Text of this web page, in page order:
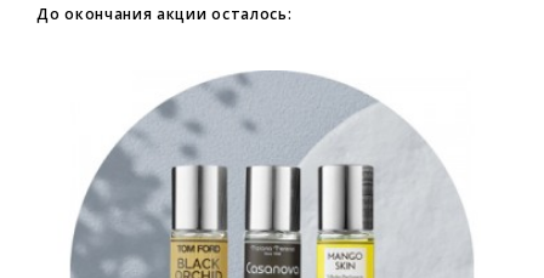
флаконов в корзину. Количество товаров
огранич..
До окончания акции осталось: